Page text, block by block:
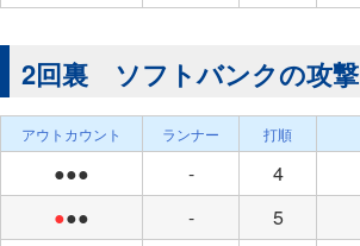
2回裏 ソフトバンクの攻撃
アウトカウント ランナー 打順
●●● - 4
●●● - 5